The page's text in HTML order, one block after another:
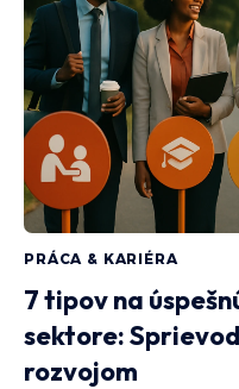
PRÁCA & KARIÉRA
7 tipov na
sektore:
rozvojom